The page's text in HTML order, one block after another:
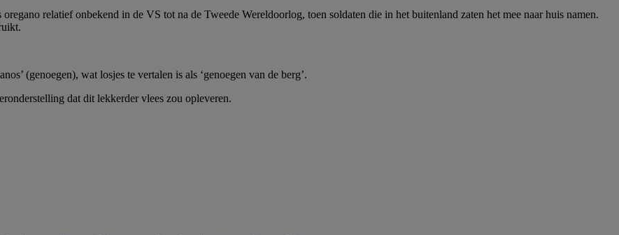
relatief onbekend in de VS tot na de Tweede Wereldoorlog, toen soldaten die in het buitenland zaten het mee naar huis namen.
(genoegen), wat losjes te vertalen is als ‘genoegen van de berg’.
dat dit lekkerder vlees zou opleveren.